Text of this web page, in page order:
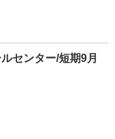
センター/短期9月